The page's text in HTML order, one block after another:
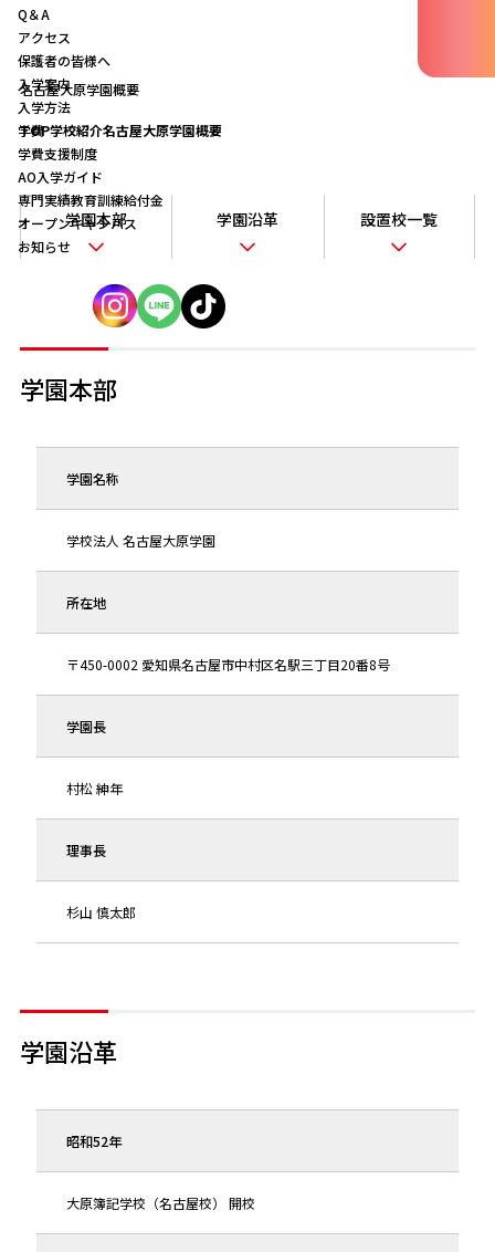
Q＆A
アクセス
保護者の皆様へ
入学案内
入学方法
学費
学費支援制度
AO入学ガイド
専門実績教育訓練給付金
オープンキャンパス
お知らせ
名古屋大原学園概要
TOP学校紹介名古屋大原学園概要
学園本部 学園沿革 設置校一覧
学園本部
学園名称
学校法人 名古屋大原学園
所在地
〒450-0002 愛知県名古屋市中村区名駅三丁目20番8号
学園長
村松 紳年
理事長
杉山 慎太郎
学園沿革
昭和52年
大原簿記学校（名古屋校） 開校